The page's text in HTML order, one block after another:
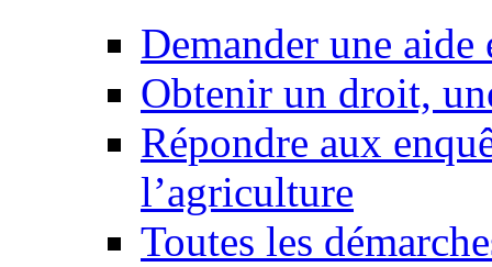
Demander une aide
Obtenir un droit,
Répondre aux
l’agriculture
Toutes les